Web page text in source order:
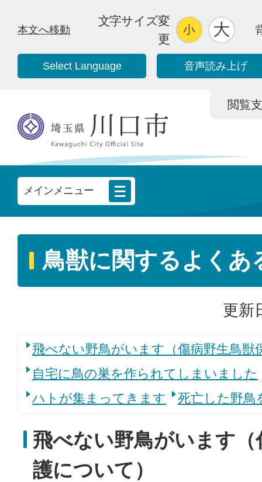
本文へ移動
文字サイズ変
更
Select Language 音声読み上げ
閲覧
メインメニュー
鳥獣に関するよくあ
更新
飛べない野鳥がいます（傷病野生鳥獣
自宅に鳥の巣を作られてしまいました
ハトが集まってきます
死亡した野鳥
飛べない野鳥がいます（
護について）